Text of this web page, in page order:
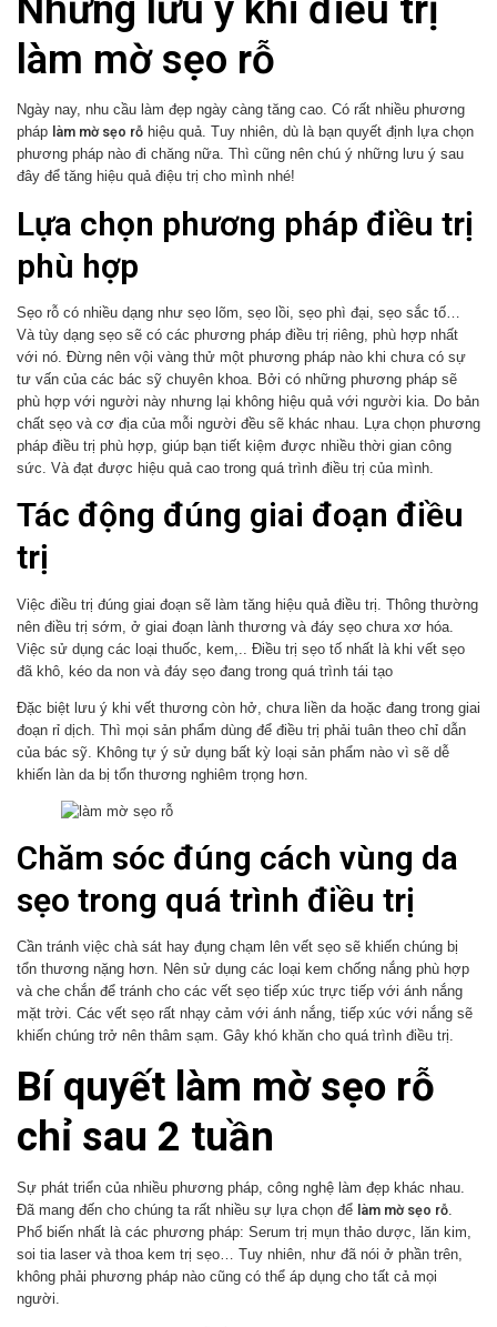
làm mờ sẹo rỗ
Ngày nay, nhu cầu làm đẹp ngày càng tăng cao. Có rất nhiều phương
pháp làm mờ sẹo rỗ hiệu quả. Tuy nhiên, dù là bạn quyết định lựa chọn
phương pháp nào đi chăng nữa. Thì cũng nên chú ý những lưu ý sau
đây để tăng hiệu quả điệu trị cho mình nhé!
Lựa chọn phương pháp điều trị
phù hợp
Sẹo rỗ có nhiều dạng như sẹo lõm, sẹo lồi, sẹo phì đại, sẹo sắc tố…
Và tùy dạng sẹo sẽ có các phương pháp điều trị riêng, phù hợp nhất
với nó. Đừng nên vội vàng thử một phương pháp nào khi chưa có sự
tư vấn của các bác sỹ chuyên khoa. Bởi có những phương pháp sẽ
phù hợp với người này nhưng lại không hiệu quả với người kia. Do bản
chất sẹo và cơ địa của mỗi người đều sẽ khác nhau. Lựa chọn phương
pháp điều trị phù hợp, giúp bạn tiết kiệm được nhiều thời gian công
sức. Và đạt được hiệu quả cao trong quá trình điều trị của mình.
Tác động đúng giai đoạn điều
trị
Việc điều trị đúng giai đoạn sẽ làm tăng hiệu quả điều trị. Thông thường
nên điều trị sớm, ở giai đoạn lành thương và đáy sẹo chưa xơ hóa.
Việc sử dụng các loại thuốc, kem,.. Điều trị sẹo tố nhất là khi vết sẹo
đã khô, kéo da non và đáy sẹo đang trong quá trình tái tạo
Đặc biệt lưu ý khi vết thương còn hở, chưa liền da hoặc đang trong giai
đoạn rỉ dịch. Thì mọi sản phẩm dùng để điều trị phải tuân theo chỉ dẫn
của bác sỹ. Không tự ý sử dụng bất kỳ loại sản phẩm nào vì sẽ dễ
khiến làn da bị tổn thương nghiêm trọng hơn.
Chăm sóc đúng cách vùng da
sẹo trong quá trình điều trị
Cần tránh việc chà sát hay đụng chạm lên vết sẹo sẽ khiến chúng bị
tổn thương nặng hơn. Nên sử dụng các loại kem chống nắng phù hợp
và che chắn để tránh cho các vết sẹo tiếp xúc trực tiếp với ánh nắng
mặt trời. Các vết sẹo rất nhạy cảm với ánh nắng, tiếp xúc với nắng sẽ
khiến chúng trở nên thâm sạm. Gây khó khăn cho quá trình điều trị.
Bí quyết làm mờ sẹo rỗ
chỉ sau 2 tuần
Sự phát triển của nhiều phương pháp, công nghệ làm đẹp khác nhau.
Đã mang đến cho chúng ta rất nhiều sự lựa chọn để làm mờ sẹo rỗ
Phổ biến nhất là các phương pháp: Serum trị mụn thảo dược, lăn kim,
soi tia laser và thoa kem trị sẹo… Tuy nhiên, như đã nói ở phần trên,
không phải phương pháp nào cũng có thể áp dụng cho tất cả mọi
người.